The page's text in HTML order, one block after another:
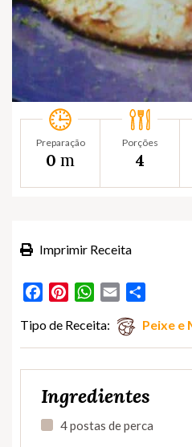
Preparação
0 m
Porções
4
Imprimir Receita
FacebookPinterestWhatsApp
Email
Tipo de Receita: Peixe e
Ingredientes
4 postas de perca